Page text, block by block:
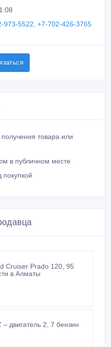
973-5522, +7-702-426-3765
товара или
в публичном месте
покупкой
Cruiser Prado 120, 95
в Алматы
– двигатель 2, 7 бензин